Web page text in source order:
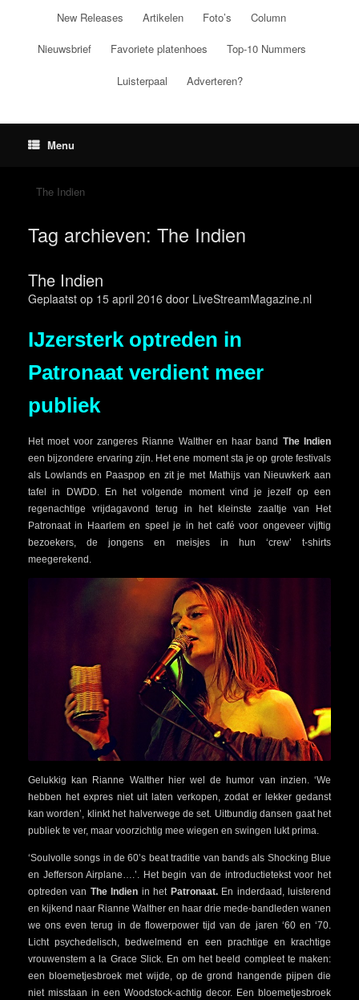
New Releases Artikelen Foto’s Column
Nieuwsbrief Favoriete platenhoes Top-10 Nummers
Luisterpaal Adverteren?
Menu
The Indien
Tag archieven: The Indien
The Indien
Geplaatst op 15 april 2016 door LiveStreamMagazine.nl
IJzersterk optreden in
Patronaat verdient meer
publiek
Het moet voor zangeres Rianne Walther en haar band The Indien
een bijzondere ervaring zijn. Het ene moment sta je op grote festivals
als Lowlands en Paaspop en zit je met Mathijs van Nieuwkerk aan
tafel in DWDD. En het volgende moment vind je jezelf op een
regenachtige vrijdagavond terug in het kleinste zaaltje van Het
Patronaat in Haarlem en speel je in het café voor ongeveer vijftig
bezoekers, de jongens en meisjes in hun ‘crew’ t-shirts
meegerekend.
Gelukkig kan Rianne Walther hier wel de humor van inzien. ‘We
hebben het expres niet uit laten verkopen, zodat er lekker gedanst
kan worden’, klinkt het halverwege de set. Uitbundig dansen gaat het
publiek te ver, maar voorzichtig mee wiegen en swingen lukt prima.
‘Soulvolle songs in de 60’s beat traditie van bands als Shocking Blue
en Jefferson Airplane….’. Het begin van de introductietekst voor het
optreden van The Indien in het Patronaat. En inderdaad, luisterend
en kijkend naar Rianne Walther en haar drie mede-bandleden wanen
we ons even terug in de flowerpower tijd van de jaren ‘60 en ‘70.
Licht psychedelisch, bedwelmend en een prachtige en krachtige
vrouwenstem a la Grace Slick. En om het beeld compleet te maken:
een bloemetjesbroek met wijde, op de grond hangende pijpen die
niet misstaan in een Woodstock-achtig decor. Een bloemetjesbroek